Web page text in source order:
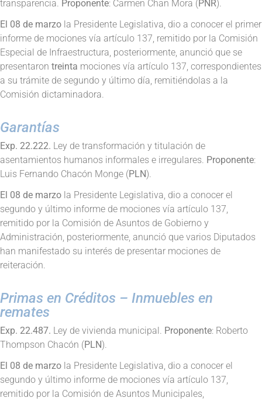
transparencia. Proponente: Carmen Chan Mora (PNR).
El 08 de marzo la Presidente Legislativa, dio a conocer el primer
informe de mociones vía artículo 137, remitido por la Comisión
Especial de Infraestructura, posteriormente, anunció que se
presentaron treinta mociones vía artículo 137, correspondientes
a su trámite de segundo y último día, remitiéndolas a la
Comisión dictaminadora.
Garantías
Exp. 22.222. Ley de transformación y titulación de
asentamientos humanos informales e irregulares. Proponente:
Luis Fernando Chacón Monge (PLN).
El 08 de marzo la Presidente Legislativa, dio a conocer el
segundo y último informe de mociones vía artículo 137,
remitido por la Comisión de Asuntos de Gobierno y
Administración, posteriormente, anunció que varios Diputados
han manifestado su interés de presentar mociones de
reiteración.
Primas en Créditos – Inmuebles en
remates
Exp. 22.487. Ley de vivienda municipal. Proponente: Roberto
Thompson Chacón (PLN).
El 08 de marzo la Presidente Legislativa, dio a conocer el
segundo y último informe de mociones vía artículo 137,
remitido por la Comisión de Asuntos Municipales,